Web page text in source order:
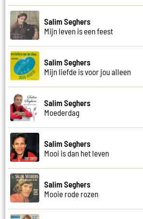
Salim Seghers
Mijn leven is een feest
Salim Seghers
Mijn liefde is voor jou alleen
Salim Seghers
Moederdag
Salim Seghers
Mooi is dan het leven
Salim Seghers
Mooie rode rozen